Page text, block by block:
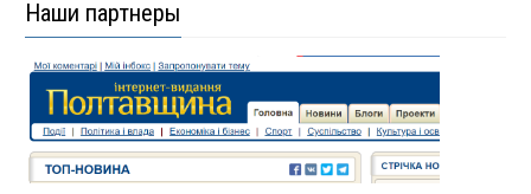
Наши партнеры